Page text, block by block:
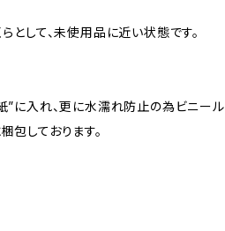
として、未使用品に近い状態です。
”に入れ、更に水濡れ防止の為ビニール
包しております。